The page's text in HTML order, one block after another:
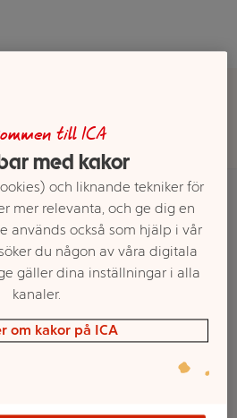
pris och leveransalternativ
Välj butik
Trädgårdsmöbler Parasoll
visas.
till ICA
med kakor
och liknande tekniker för
mer relevanta, och ge dig en
används också som hjälp i vår
du någon av våra digitala
gäller dina inställningar i alla
kanaler.
om kakor på ICA